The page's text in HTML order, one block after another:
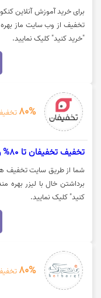
تخفیف از وب سایت ماز
"خرید کنید" کلیک نمایید.
80%
تخفیف تخفیفان تا 80% ویژه برداشتن خال با لیزر
برداشتن خال با لیزر بهره
کنید" کلیک نمایید.
80%